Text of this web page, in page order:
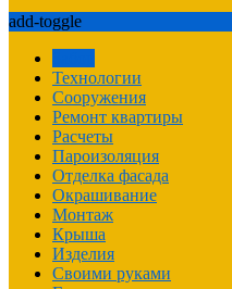
add-toggle
Технологии
Сооружения
Ремонт квартиры
Расчеты
Пароизоляция
Отделка фасада
Окрашивание
Монтаж
Крыша
Изделия
Своими руками